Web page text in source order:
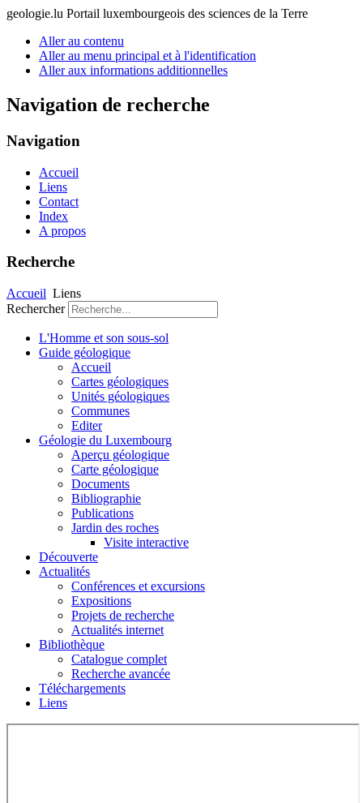
geologie.lu Portail luxembourgeois des sciences de la Terre
Aller au contenu
Aller au menu principal et à l'identification
Aller aux informations additionnelles
Navigation de recherche
Navigation
Accueil
Liens
Contact
Index
A propos
Recherche
Accueil Liens
Rechercher
L'Homme et son sous-sol
Guide géologique
Accueil
Cartes géologiques
Unités géologiques
Communes
Editer
Géologie du Luxembourg
Aperçu géologique
Carte géologique
Documents
Bibliographie
Publications
Jardin des roches
Visite interactive
Découverte
Actualités
Conférences et excursions
Expositions
Projets de recherche
Actualités internet
Bibliothèque
Catalogue complet
Recherche avancée
Téléchargements
Liens